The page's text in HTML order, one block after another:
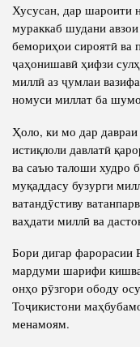
Хусусан, дар шароити
мураккаб шудани
бемориҳои сироятӣ ва
ҷаҳонишавӣ ҳифзи
миллӣ аз ҷумлаи
номуси миллат ба
Ҳоло, ки мо дар
истиқлоли давлатӣ
ва саъю талоши худро
муқаддасу бузурги
ватандӯстиву
ваҳдати миллӣ ва
Бори дигар фарорасии
мардуми шарифи
онҳо рӯзгори ободу
Тоҷикистони
менамоям.